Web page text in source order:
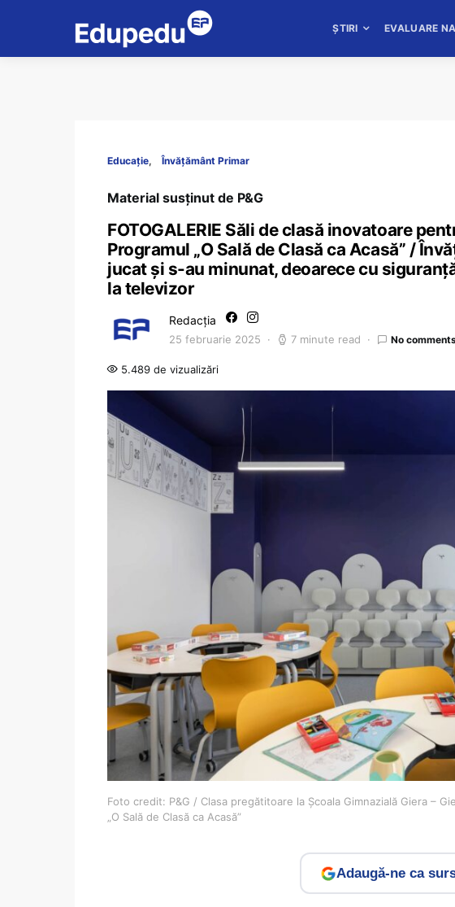
ȘTIRI EVALUARE
Educație Învățământ Primar
Material susținut de P&G
FOTOGALERIE Săli de clasă inovatoare
Programul „O Sală de Clasă ca Acasă” /
jucat și s-au minunat, deoarece cu
la televizor
Redacția
25 februarie 2025 7 minute read No
5.489 de vizualizări
Foto credit: P&G / Clasa pregătitoare la Școala Gimnazială Giera –
„O Sală de Clasă ca Acasă”
Adaugă-ne ca